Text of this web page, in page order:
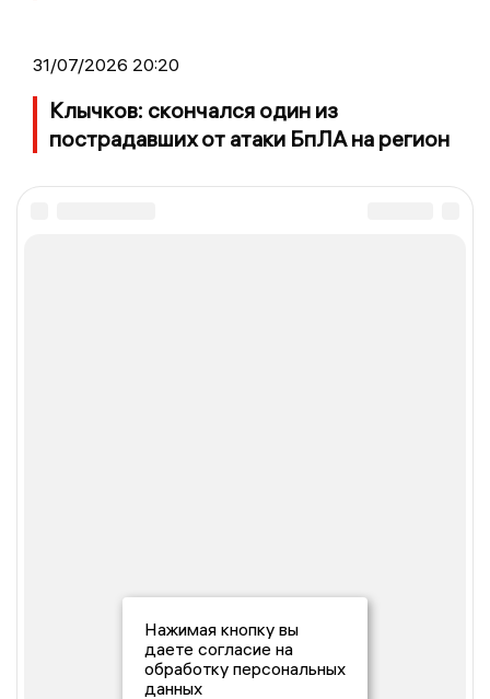
31/07/2026 20:20
Клычков: скончался один из
пострадавших от атаки БпЛА на регион
Нажимая кнопку вы
даете согласие на
обработку персональных
данных